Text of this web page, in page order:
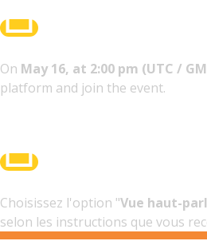
On May 16, at 2:00 pm (UTC /
platform and join the event.
Choisissez l'option "Vue haut-
selon les instructions que vous